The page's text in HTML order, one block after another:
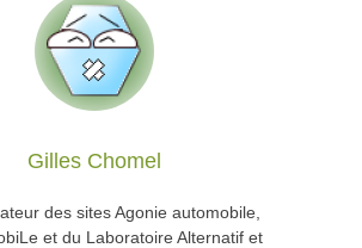
Gilles Chomel
des sites Agonie automobile,
et du Laboratoire Alternatif et